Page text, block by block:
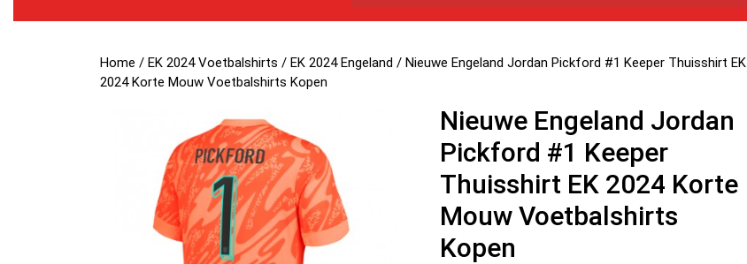
Home /EK 2024 Voetbalshirts /EK 2024 Engeland / Nieuwe Engeland Jordan Pickford #1 Keeper Thuisshirt EK
2024 Korte Mouw Voetbalshirts Kopen
Nieuwe Engeland Jordan
Pickford #1 Keeper
Thuisshirt EK 2024 Korte
Mouw Voetbalshirts
Kopen